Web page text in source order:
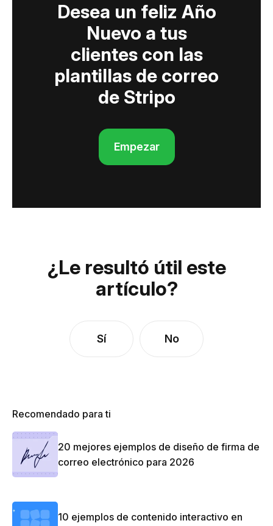
Desea un feliz Año
Nuevo a tus
clientes con las
plantillas de correo
de Stripo
Empezar
¿Le resultó útil este
artículo?
Sí No
Recomendado para ti
20 mejores ejemplos de diseño de firma de
correo electrónico para 2026
10 ejemplos de contenido interactivo en